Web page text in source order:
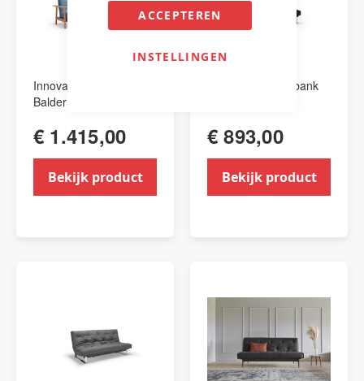
ACCEPTEREN
INSTELLINGEN
Innovation Slaapbank
Balder
€ 1.415,00
Bekijk product
Innovation Slaapbank
€ 893,00
Bekijk product